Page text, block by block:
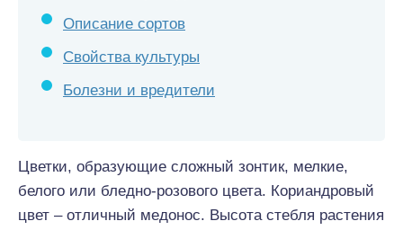
Описание сортов
Свойства культуры
Болезни и вредители
Цветки, образующие сложный зонтик, мелкие,
белого или бледно-розового цвета. Кориандровый
цвет – отличный медонос. Высота стебля растения